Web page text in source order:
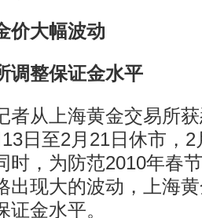
大幅波动
整保证金水平
从上海黄金交易所获
日至2月21日休市，
时，为防范2010年春
出现大的波动，上海
金水平。